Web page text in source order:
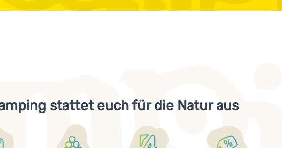
stattet euch für die Natur aus